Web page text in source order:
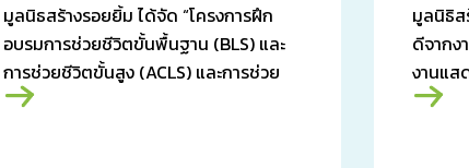
มูลนิธสร้างรอยยิ้ม ได้จัด “โครงการฝึก
อบรมการช่วยชีวิตขั้นพื้นฐาน (BLS) และ
การช่วยชีวิตขั้นสูง (ACLS) และการช่วย
ชีวิตในเด็กขั้นสูง (PALS)”
มูลนิธิ
ดีจากง
งานแส